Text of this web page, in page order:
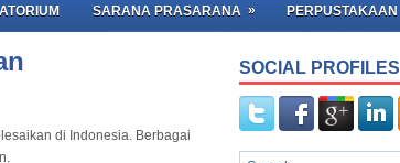
SARANA PRASARANA » PERPUSTAKAAN
di Indonesia. Berbagai
SOCIAL PROFILES